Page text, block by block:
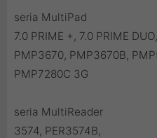
seria MultiPad
7.0 PRIME +, 7.0 PRIME
PMP3670, PMP3670B,
PMP7280C 3G
seria MultiReader
3574, PER3574B,